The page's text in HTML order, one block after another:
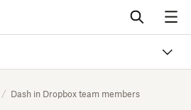
Dash in Dropbox team members